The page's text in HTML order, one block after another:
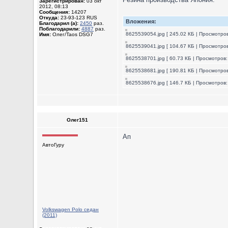
2012, 08:13
Сообщения: 14207
Откуда: 23-93-123 RUS
Благодарил (а): 2450 раз.
Поблагодарили: 4887 раз.
Имя: Олег/Taos DSG7
Вложения:
8625539054.jpg [ 245.02 КБ |
8625539041.jpg [ 104.67 КБ |
8625538701.jpg [ 60.73 КБ |
8625538681.jpg [ 190.81 КБ |
8625538676.jpg [ 146.7 КБ |
Олег151
АвтоГуру
Volkswagen Polo седан
(2011)
Ап